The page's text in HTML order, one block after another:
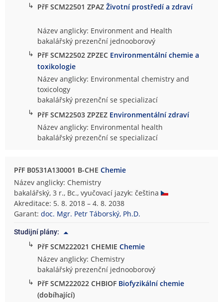
↳ PřF SCM22501 ZPAZŽivotní prostředí a zdraví
Název anglicky: Environment and Health
bakalářský prezenční jednooborový
↳ PřF SCM22502 ZPZEC Environmentální chemie a
toxikologie
Název anglicky: Environmental chemistry and
toxicology
bakalářský prezenční se specializací
↳ PřF SCM22503 ZPZEZ Environmentální zdraví
Název anglicky: Environmental health
bakalářský prezenční se specializací
PřF B0531A130001 B-CHEChemie
Název anglicky: Chemistry
bakalářský, 3 r., Bc., vyučovací jazyk: čeština
Akreditace: 5. 8. 2018 – 4. 8. 2038
Garant:doc. Mgr. Petr Táborský, Ph.D.
Studijní plány:
↳ PřF SCM222021 CHEMIEChemie
Název anglicky: Chemistry
bakalářský prezenční jednooborový
↳ PřF SCM222022 CHBIOF Biofyzikální chemie
(dobíhající)